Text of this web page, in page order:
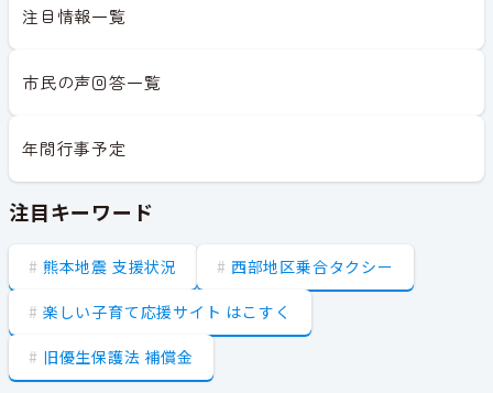
注目情報一覧
市民の声回答一覧
年間行事予定
注目キーワード
熊本地震 支援状況 西部地区乗合タクシー
楽しい子育て応援サイト はこすく
旧優生保護法 補償金